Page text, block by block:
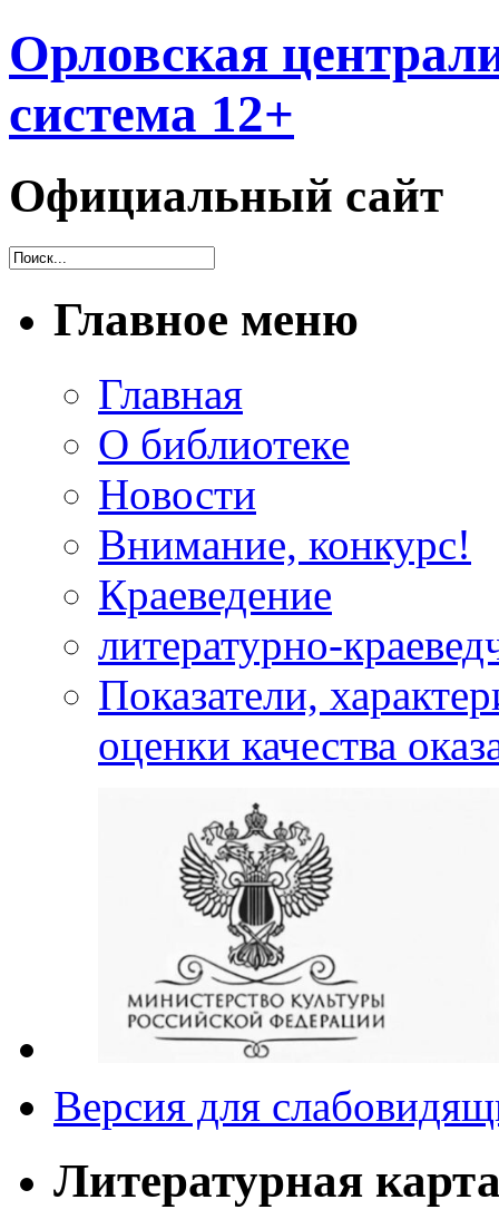
Орловская
система 12+
Официальный сайт
Главное меню
Главная
О библиотеке
Новости
Внимание, конкурс!
Краеведение
литературно-
Показатели,
оценки качества
Версия для
Литературная